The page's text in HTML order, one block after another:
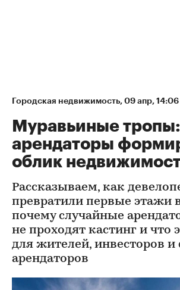
Городская недвижимость 09 апр, 14:06
Муравьиные
арендаторы
облик
Рассказываем, как
превратили первые этажи
почему случайные
не проходят кастинг и что
для жителей, инвесторов и
арендаторов